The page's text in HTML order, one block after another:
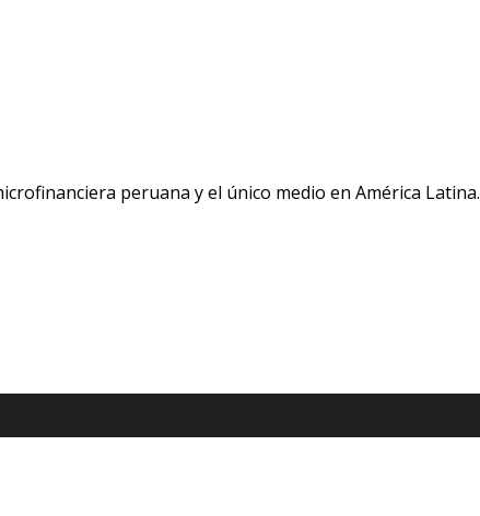
peruana y el único medio en América Latina.